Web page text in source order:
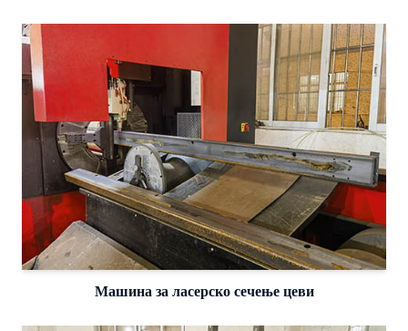
Машина за ласерско сечење цеви